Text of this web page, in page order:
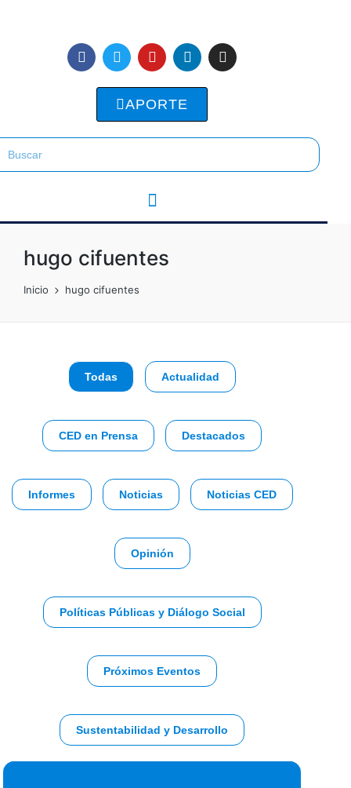
APORTE
hugo cifuentes
Inicio hugo cifuentes
Todas Actualidad
CED en Prensa Destacados
Informes Noticias Noticias CED
Opinión
Políticas Públicas y Diálogo Social
Próximos Eventos
Sustentabilidad y Desarrollo